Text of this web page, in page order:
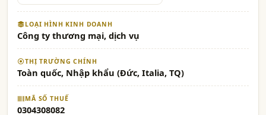
LOẠI HÌNH KINH DOANH
Công ty thương mại, dịch vụ
THỊ TRƯỜNG CHÍNH
Toàn quốc, Nhập khẩu (Đức, Italia, TQ)
MÃ SỐ THUẾ
0304308082